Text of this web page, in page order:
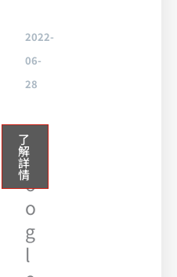
2022-
06-
28
在
G
o
o
g
l
了
解
詳
情